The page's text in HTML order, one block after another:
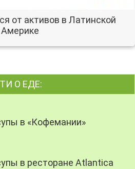
от активов в Латинской
Америке
О ЕДЕ:
в «Кофемании»
в ресторане Atlantica